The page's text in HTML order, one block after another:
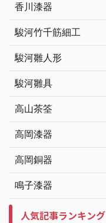
香川漆器
駿河竹千筋細工
駿河雛人形
駿河雛具
高山茶筌
高岡漆器
高岡銅器
鳴子漆器
人気記事ランキング